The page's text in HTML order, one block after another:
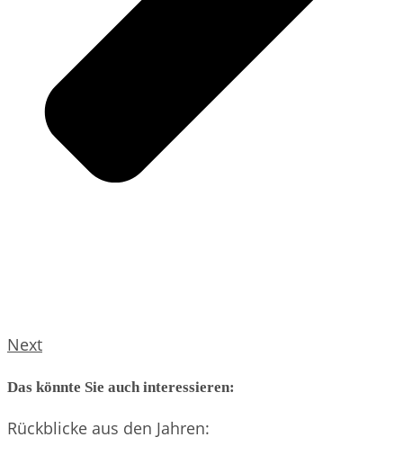
Next
Das könnte Sie auch interessieren:
Rückblicke aus den Jahren: